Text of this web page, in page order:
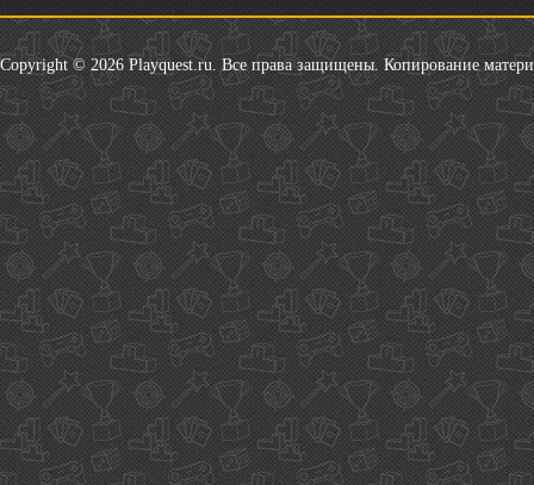
Copyright © 2026 Playquest.ru. Все права защищены. Копирование